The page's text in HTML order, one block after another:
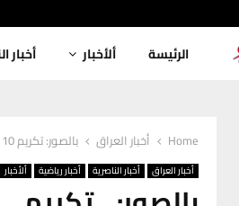
الرئيسة ألأخبار أخبار
Home أخبار العراق بالصور: تكريم 10 شخصيات من رواد الفن والصحافة بينهم الفنان حسين نعمة في الناصرية
أخبار العراق أخبار الناصرية أخبار رياضية ألأخبار